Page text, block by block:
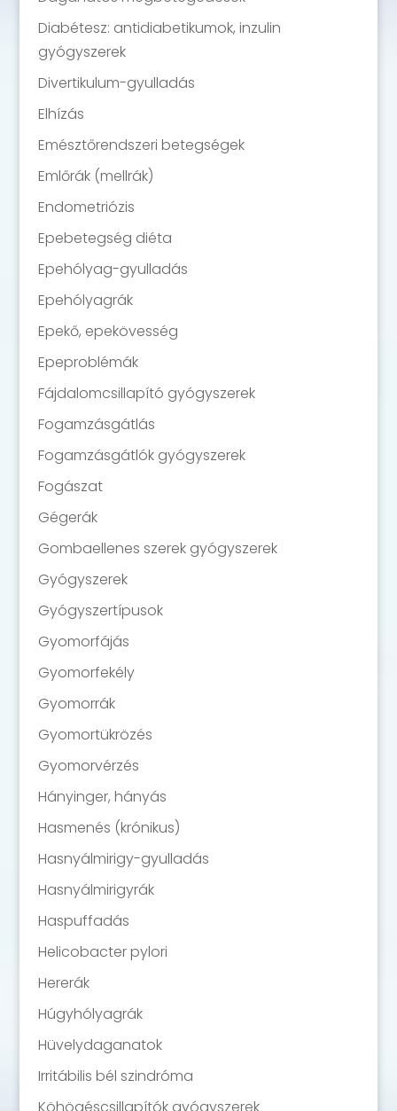
Diabétesz: antidiabetikumok, inzulin
gyógyszerek
Divertikulum-gyulladás
Elhízás
Emésztőrendszeri betegségek
Emlőrák (mellrák)
Endometriózis
Epebetegség diéta
Epehólyag-gyulladás
Epehólyagrák
Epekő, epekövesség
Epeproblémák
Fájdalomcsillapító gyógyszerek
Fogamzásgátlás
Fogamzásgátlók gyógyszerek
Fogászat
Gégerák
Gombaellenes szerek gyógyszerek
Gyógyszerek
Gyógyszertípusok
Gyomorfájás
Gyomorfekély
Gyomorrák
Gyomortükrözés
Gyomorvérzés
Hányinger, hányás
Hasmenés (krónikus)
Hasnyálmirigy-gyulladás
Hasnyálmirigyrák
Haspuffadás
Helicobacter pylori
Hererák
Húgyhólyagrák
Hüvelydaganatok
Irritábilis bél szindróma
Köhögéscsillapítók gyógyszerek